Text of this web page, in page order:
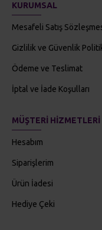
KURUMSAL
Mesafeli Satış
Gizlilik ve Güvenlik
Ödeme ve Teslimat
İptal ve İade Koşulları
MÜŞTERI HIZMETLERI
Hesabım
Siparişlerim
Ürün İadesi
Hediye Çeki